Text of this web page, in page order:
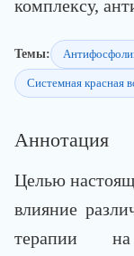
комплексу,
Темы:
Системная красная
Аннотация
Целью
влияние
терапии на